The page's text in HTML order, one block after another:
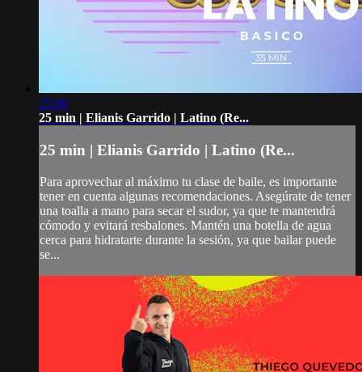
25:00
25 min | Elianis Garrido | Latino (Re...
25 min | Elianis Garrido | Latino (Re...
Para aprovechar al máximo tu clase de baile, es importante
tener en cuenta algunas recomendaciones. Asegúrate de tener
una toalla a mano para secar el sudor, ya que te mantendrá
cómodo y evitará resbalones. Mantén una botella de agua
cerca para hidratarte durante la sesión, ya que bailar puede
se...